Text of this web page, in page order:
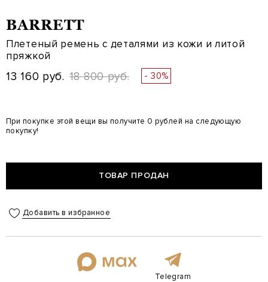
BARRETT
Плетеный ремень с деталями из кожи и литой
пряжкой
13 160 руб. 18 800 руб. - 30%
При покупке этой вещи вы получите 0 рублей на следующую
покупку!
ТОВАР ПРОДАН
Добавить в избранное
Telegram